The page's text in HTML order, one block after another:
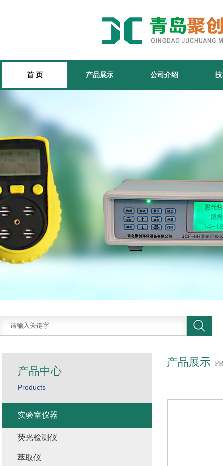
首 页 产品展示 公司介绍
产品展示
产品中心
Products
实验室仪器
荧光检测仪
萃取仪